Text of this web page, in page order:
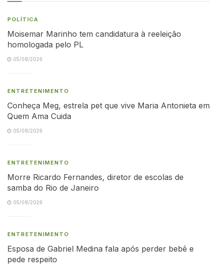
POLÍTICA
Moisemar Marinho tem candidatura à reeleição
homologada pelo PL
05/08/2026
ENTRETENIMENTO
Conheça Meg, estrela pet que vive Maria Antonieta em
Quem Ama Cuida
05/08/2026
ENTRETENIMENTO
Morre Ricardo Fernandes, diretor de escolas de
samba do Rio de Janeiro
05/08/2026
ENTRETENIMENTO
Esposa de Gabriel Medina fala após perder bebê e
pede respeito